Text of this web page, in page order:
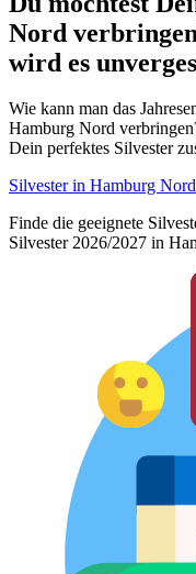
Nord
wird es
Wie kann man das
Hamburg Nord
Dein perfektes Silvester
Silvester in Hamburg Nord
Finde die geeignete
Silvester 2026/2027 in